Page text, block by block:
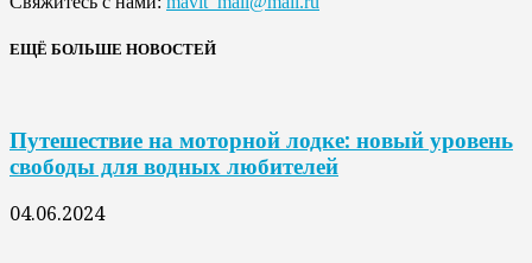
ЕЩЁ БОЛЬШЕ НОВОСТЕЙ
Путешествие на моторной лодке: новый уровень
свободы для водных любителей
04.06.2024